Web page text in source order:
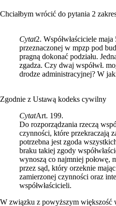
Chciałbym wrócić do pytania 2
Cytat2. Współwłaściciele
przeznaczonej w mpzp pod
pragną dokonać podziału.
zgadza. Czy dwaj współwł.
drodze administracyjnej? W
Zgodnie z Ustawą kodeks cywilny
CytatArt. 199.
Do rozporządzania rzeczą
czynności, które przekraczają
potrzebna jest zgoda
braku takiej zgody
wynoszą co najmniej połowę,
przez sąd, który orzeknie
zamierzonej czynności oraz
współwłaścicieli.
W związku z powyższym większość